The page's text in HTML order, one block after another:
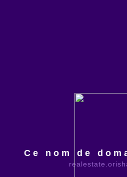
Ce nom de